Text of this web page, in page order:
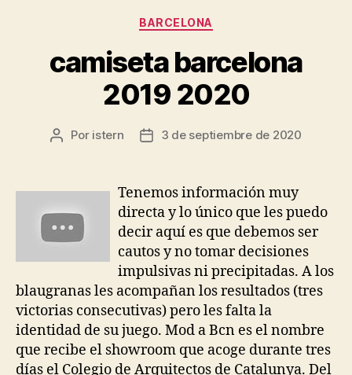
Categorías
BARCELONA
camiseta barcelona
2019 2020
Autor
Por istern
Fecha
entrada
3 de septiembre de 2020
Tenemos información muy
directa y lo único que les puedo
decir aquí es que debemos ser
cautos y no tomar decisiones
impulsivas ni precipitadas. A los
blaugranas les acompañan los resultados (tres
victorias consecutivas) pero les falta la
identidad de su juego. Mod a Bcn es el nombre
que recibe el showroom que acoge durante tres
días el Colegio de Arquitectos de Catalunya. Del